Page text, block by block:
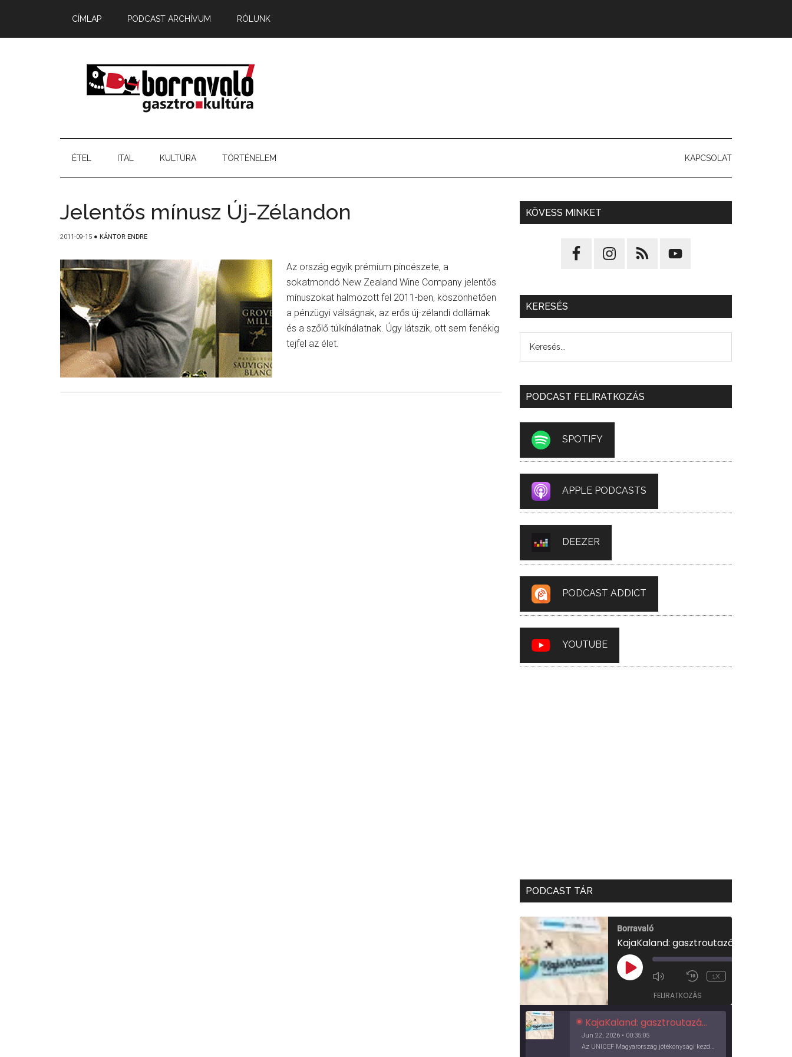
CÍMLAP PODCAST ARCHÍVUM RÓLUNK
ÉTEL ITAL KULTÚRA TÖRTÉNELEM KAPCSOLAT
Jelentős mínusz Új-Zélandon
2011-09-15 ● KÁNTOR ENDRE
Az ország egyik prémium pincészete, a
sokatmondó New Zealand Wine Company jelentős
mínuszokat halmozott fel 2011-ben, köszönhetően
a pénzügyi válságnak, az erős új-zélandi dollárnak
és a szőlő túlkínálatnak. Úgy látszik, ott sem fenékig
tejfel az élet.
KÖVESS MINKET
KERESÉS
PODCAST FELIRATKOZÁS
SPOTIFY
APPLE PODCASTS
DEEZER
PODCAST ADDICT
YOUTUBE
PODCAST TÁR
Borravaló
PLAY
EPISODE
1X
FELIRATKOZÁS
KajaKaland: gasztroutazás a föld körül
Jun 22, 2026 • 00:35:05
Az UNICEF Magyarország jótékonysági kezdeményezése izgalmas, egész éves világkörüli ízutazásra hív, igazi családi program és gasztroedukáció, illetve segítség a rászorulóknak is egyben.